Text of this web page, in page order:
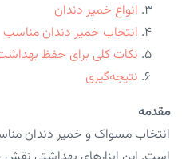
انواع خمیر دندان
انتخاب خمیر دندان مناسب
نکات کلی برای حفظ
نتیجه‌گیری
مقدمه
انتخاب مسواک و خمیر دندان